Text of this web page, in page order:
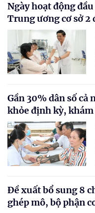
Ngày hoạt động
Trung ương cơ sở
Gần 30% dân số cả
khỏe định kỳ,
Đề xuất bổ sung 8
ghép mô, bộ phận